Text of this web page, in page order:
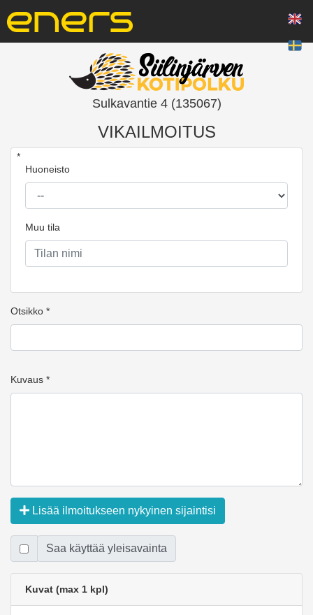
Sulkavantie 4 (135067)
VIKAILMOITUS
*
Huoneisto
Muu tila
Otsikko *
Kuvaus *
Lisää ilmoitukseen nykyinen sijaintisi
Saa käyttää yleisavainta
Kuvat (max 1 kpl)